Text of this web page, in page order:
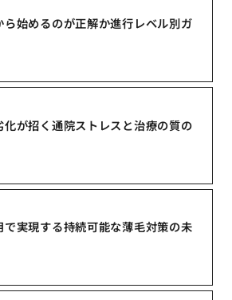
始めるのが正解か進行レベル別ガ
が招く通院ストレスと治療の質の
で実現する持続可能な薄毛対策の未